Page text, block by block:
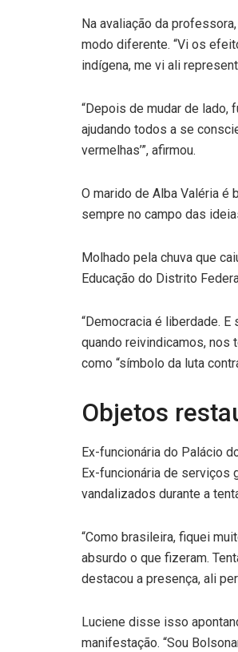
Na avaliação da
modo diferente. “Vi os
indígena, me vi ali
“Depois de mudar de lado,
ajudando todos a se
vermelhas’”, afirmou.
O marido de Alba Valéria é
sempre no campo das
Molhado pela chuva que
Educação do Distrito
“Democracia é liberdade.
quando reivindicamos, nos
como “símbolo da luta
Objetos
Ex-funcionária do Palácio
Ex-funcionária de serviços
vandalizados durante a
“Como brasileira, fiquei
absurdo o que fizeram.
destacou a presença, ali
Luciene disse isso
manifestação. “Sou